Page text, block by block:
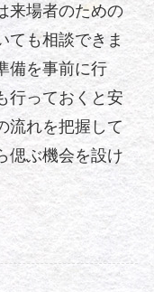
来場者のための
ても相談できま
備を事前に行
行っておくと安
流れを把握して
偲ぶ機会を設け